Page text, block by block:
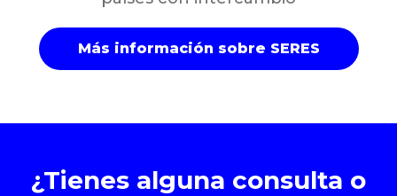
Más información sobre SERES
¿Tienes alguna consulta o